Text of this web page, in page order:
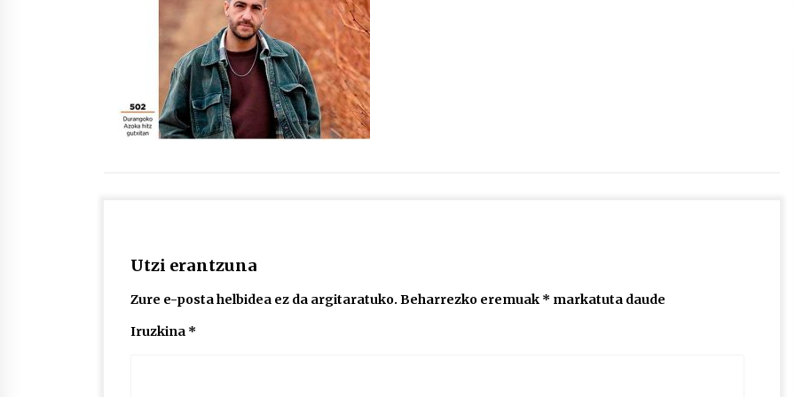
protagonista
2026/07/16
POTTO: San Pedro jaietako bertso-
saioa
2026/07/09
Utzi erantzuna
Zure e-posta helbidea ez da argitaratuko. Beharrezko eremuak * markatuta daude
Iruzkina *